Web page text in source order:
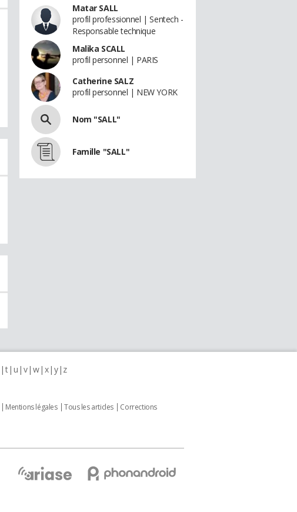
Matar SALL
profil professionnel | Sentech -
Responsable technique
Malika SCALL
profil personnel | PARIS
Catherine SALZ
profil personnel | NEW YORK
Nom "SALL"
Famille "SALL"
t u v w x y z
Mentions légales Tous les articles
Corrections